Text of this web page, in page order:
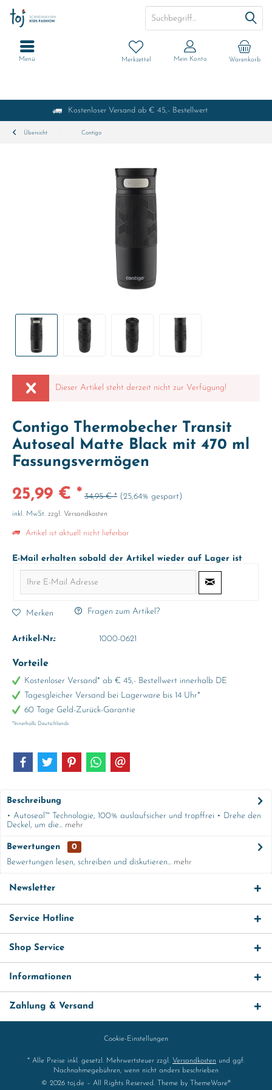
Kostenloser Versand ab € 45,- Bestellwert
Warenkorb
Merkzettel Mein Konto
Menü
Übersicht Contigo
Dieser Artikel steht derzeit nicht zur Verfügung!
Contigo Thermobecher Transit
Autoseal Matte Black mit 470 ml
Fassungsvermögen
25,99 € * 34,95 € * (25,64% gespart)
inkl. MwSt. zzgl. Versandkosten
Artikel ist aktuell nicht lieferbar
E-Mail erhalten sobald der Artikel wieder auf Lager ist
Merken Fragen zum Artikel?
Artikel-Nr.: 1000-0621
Vorteile
Kostenloser Versand* ab € 45,- Bestellwert innerhalb DE
Tagesgleicher Versand bei Lagerware bis 14 Uhr*
60 Tage Geld-Zurück-Garantie
*Innerhalb Deutschlands
Beschreibung
• Autoseal™ Technologie, 100% auslaufsicher und tropffrei • Drehe den
Deckel, um die... mehr
Bewertungen
0
Bewertungen lesen, schreiben und diskutieren... mehr
Newsletter
Service Hotline
Shop Service
Informationen
Zahlung & Versand
Cookie-Einstellungen
* Alle Preise inkl. gesetzl. Mehrwertsteuer zzgl. Versandkosten und ggf.
Nachnahmegebühren, wenn nicht anders beschrieben
© 2026 toj.de – All Rights Reserved. Theme by
ThemeWare®